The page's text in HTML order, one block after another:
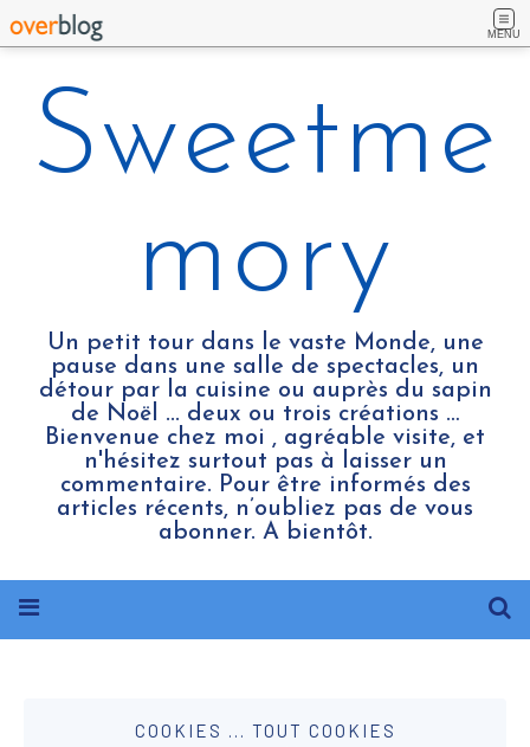
MENU
Sweetme
mory
Un petit tour dans le vaste Monde, une
pause dans une salle de spectacles, un
détour par la cuisine ou auprès du sapin
de Noël ... deux ou trois créations …
Bienvenue chez moi , agréable visite, et
n'hésitez surtout pas à laisser un
commentaire. Pour être informés des
articles récents, n’oubliez pas de vous
abonner. A bientôt.
COOKIES ... TOUT COOKIES